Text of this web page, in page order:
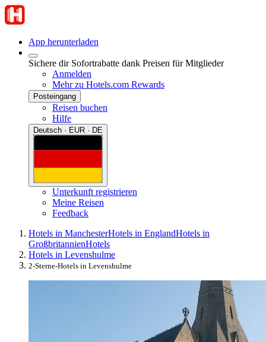
App herunterladen
Sichere dir Sofortrabatte dank Preisen für Mitglieder
Anmelden
Mehr zu Hotels.com Rewards
Posteingang
Reisen buchen
Hilfe
Deutsch · EUR · DE
Unterkunft registrieren
Meine Reisen
Feedback
Hotels in ManchesterHotels in EnglandHotels in
GroßbritannienHotels
Hotels in Levenshulme
2-Sterne-Hotels in Levenshulme